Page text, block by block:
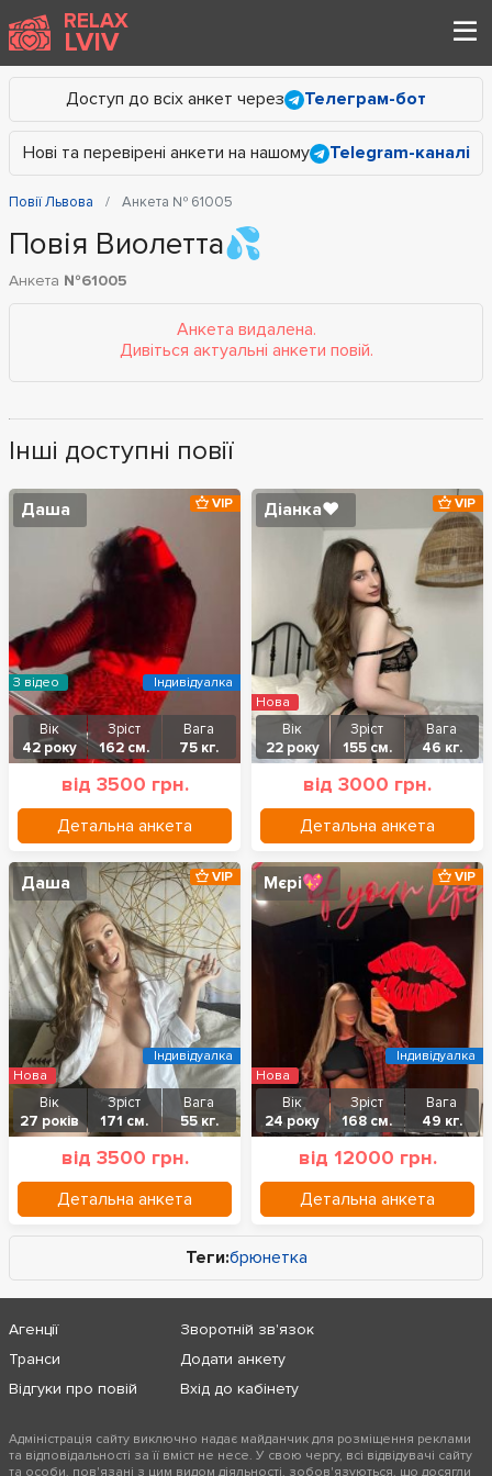
RELAX
LVIV
Доступ до всіх анкет через Телеграм-бот
Нові та перевірені анкети на нашому Telegram-каналі
Повії Львова Анкета № 61005
Повія Виолетта💦
Анкета №61005
Анкета видалена.
Дивіться актуальні анкети повій.
Інші доступні повії
Даша
Вік
42 року
Зріст
162 см.
Вага
75 кг.
від 3500 грн.
Детальна анкета
VIP
З відео Індивідуалка
Діанка❤️
Вік
22 року
Зріст
155 см.
Вага
46 кг.
від 3000 грн.
Детальна анкета
VIP
Нова
Даша
Вік
27 років
Зріст
171 см.
Вага
55 кг.
від 3500 грн.
Детальна анкета
VIP
Нова
Індивідуалка
Мєрі💖
Вік
24 року
Зріст
168 см.
Вага
49 кг.
від 12000 грн.
Детальна анкета
VIP
Нова
Індивідуалка
Теги:брюнетка
Агенції
Транси
Відгуки про повій
Зворотній зв'язок
Додати анкету
Вхід до кабінету
Адміністрація сайту виключно надає майданчик для розміщення реклами
та відповідальності за її вміст не несе. У свою чергу, всі відвідувачі сайту
та особи, пов'язані з цим видом діяльності, зобов'язуються, що досягли